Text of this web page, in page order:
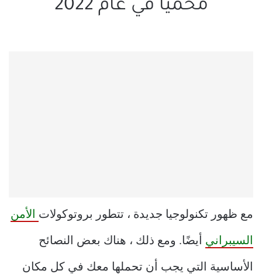
محميًا في عام 2022
مع ظهور تكنولوجيا جديدة ، تتطور بروتوكولات الأمن
السيبراني أيضًا. ومع ذلك ، هناك بعض النصائح
الأساسية التي يجب أن تحملها معك في كل مكان